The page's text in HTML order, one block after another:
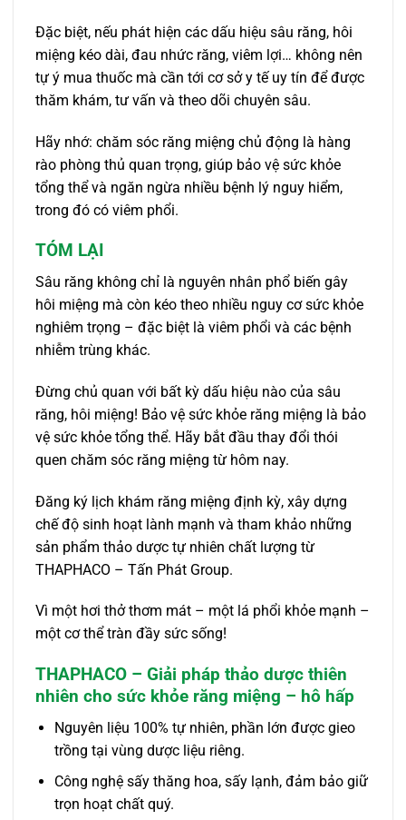
Đặc biệt, nếu phát hiện các dấu hiệu sâu răng, hôi
miệng kéo dài, đau nhức răng, viêm lợi… không nên
tự ý mua thuốc mà cần tới cơ sở y tế uy tín để được
thăm khám, tư vấn và theo dõi chuyên sâu.
Hãy nhớ: chăm sóc răng miệng chủ động là hàng
rào phòng thủ quan trọng, giúp bảo vệ sức khỏe
tổng thể và ngăn ngừa nhiều bệnh lý nguy hiểm,
trong đó có viêm phổi.
TÓM LẠI
Sâu răng không chỉ là nguyên nhân phổ biến gây
hôi miệng mà còn kéo theo nhiều nguy cơ sức khỏe
nghiêm trọng – đặc biệt là viêm phổi và các bệnh
nhiễm trùng khác.
Đừng chủ quan với bất kỳ dấu hiệu nào của sâu
răng, hôi miệng! Bảo vệ sức khỏe răng miệng là bảo
vệ sức khỏe tổng thể. Hãy bắt đầu thay đổi thói
quen chăm sóc răng miệng từ hôm nay.
Đăng ký lịch khám răng miệng định kỳ, xây dựng
chế độ sinh hoạt lành mạnh và tham khảo những
sản phẩm thảo dược tự nhiên chất lượng từ
THAPHACO – Tấn Phát Group.
Vì một hơi thở thơm mát – một lá phổi khỏe mạnh –
một cơ thể tràn đầy sức sống!
THAPHACO – Giải pháp thảo dược thiên
nhiên cho sức khỏe răng miệng – hô hấp
Nguyên liệu 100% tự nhiên, phần lớn được gieo
trồng tại vùng dược liệu riêng.
Công nghệ sấy thăng hoa, sấy lạnh, đảm bảo giữ
trọn hoạt chất quý.